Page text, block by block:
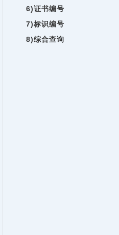
6)证书编号
7)标识编号
8)综合查询